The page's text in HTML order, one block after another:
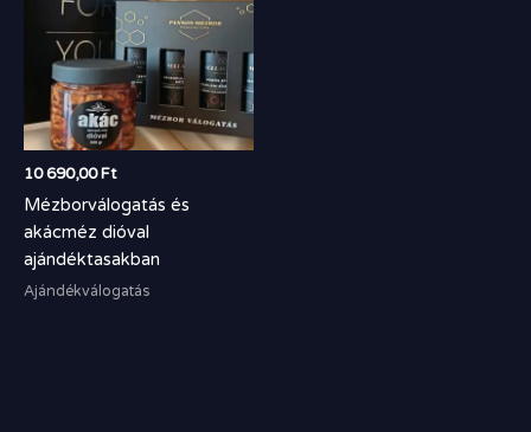
10 690,00Ft
Mézborválogatás és
akácméz dióval
ajándéktasakban
Ajándékválogatás